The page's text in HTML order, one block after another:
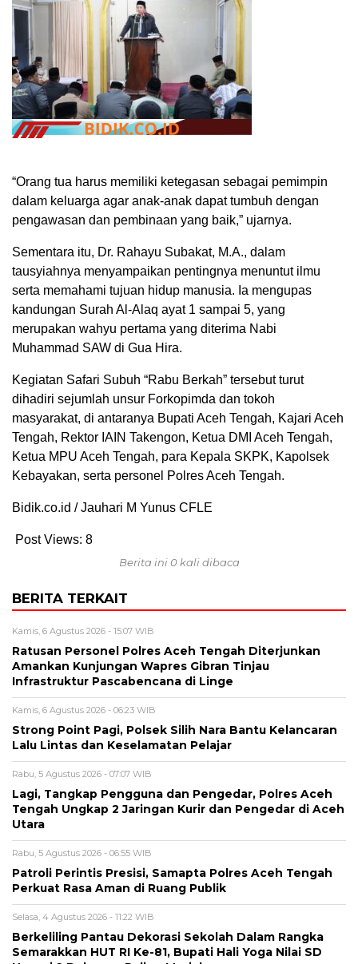
“Orang tua harus memiliki ketegasan sebagai pemimpin
dalam keluarga agar anak-anak dapat tumbuh dengan
pengawasan dan pembinaan yang baik,” ujarnya.
Sementara itu, Dr. Rahayu Subakat, M.A., dalam
tausyiahnya menyampaikan pentingnya menuntut ilmu
serta memahami tujuan hidup manusia. Ia mengupas
kandungan Surah Al-Alaq ayat 1 sampai 5, yang
merupakan wahyu pertama yang diterima Nabi
Muhammad SAW di Gua Hira.
Kegiatan Safari Subuh “Rabu Berkah” tersebut turut
dihadiri sejumlah unsur Forkopimda dan tokoh
masyarakat, di antaranya Bupati Aceh Tengah, Kajari Aceh
Tengah, Rektor IAIN Takengon, Ketua DMI Aceh Tengah,
Ketua MPU Aceh Tengah, para Kepala SKPK, Kapolsek
Kebayakan, serta personel Polres Aceh Tengah.
Bidik.co.id / Jauhari M Yunus CFLE
Post Views: 8
Berita ini 0 kali dibaca
BERITA TERKAIT
Kamis, 6 Agustus 2026 - 15:07 WIB
Ratusan Personel Polres Aceh Tengah Diterjunkan
Amankan Kunjungan Wapres Gibran Tinjau
Infrastruktur Pascabencana di Linge
Kamis, 6 Agustus 2026 - 06:23 WIB
Strong Point Pagi, Polsek Silih Nara Bantu Kelancaran
Lalu Lintas dan Keselamatan Pelajar
Rabu, 5 Agustus 2026 - 07:07 WIB
Lagi, Tangkap Pengguna dan Pengedar, Polres Aceh
Tengah Ungkap 2 Jaringan Kurir dan Pengedar di Aceh
Utara
Rabu, 5 Agustus 2026 - 06:55 WIB
Patroli Perintis Presisi, Samapta Polres Aceh Tengah
Perkuat Rasa Aman di Ruang Publik
Selasa, 4 Agustus 2026 - 11:22 WIB
Berkeliling Pantau Dekorasi Sekolah Dalam Rangka
Semarakkan HUT RI Ke-81, Bupati Hali Yoga Nilai SD